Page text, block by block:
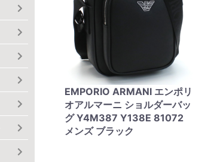
EMPORIO ARMANI エンポリ
オアルマーニ ショルダーバッ
グ Y4M387 Y138E 81072
メンズ ブラック